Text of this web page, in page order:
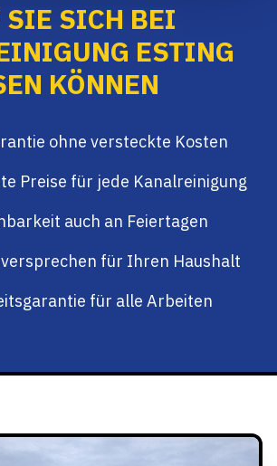
SIE SICH BEI
ESTING
KÖNNEN
ohne versteckte Kosten
Preise für jede Kanalreinigung
auch an Feiertagen
für Ihren Haushalt
für alle Arbeiten